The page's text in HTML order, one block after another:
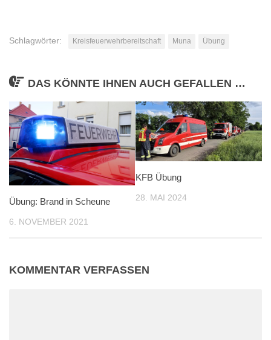
Schlagwörter: Kreisfeuerwehrbereitschaft Muna Übung
DAS KÖNNTE IHNEN AUCH GEFALLEN …
Übung: Brand in Scheune
6. NOVEMBER 2021
KFB Übung
28. MAI 2024
KOMMENTAR VERFASSEN